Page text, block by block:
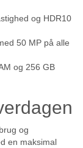
og HDR10
50 MP på alle
og 256 GB
og
en maksimal